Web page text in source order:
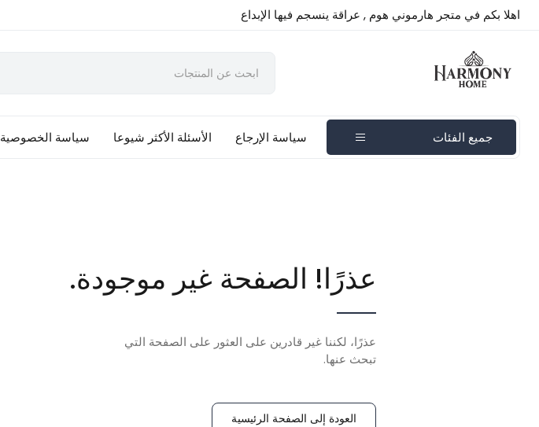
اهلا بكم في متجر هارموني هوم , عراقة ينسجم فيها الإبداع
جميع الفئات سياسة الإرجاع الأسئلة الأكثر شيوعا سياسة الخصوصية
عذرًا! الصفحة غير موجودة.
عذرًا، لكننا غير قادرين على العثور على الصفحة التي
تبحث عنها.
العودة إلى الصفحة الرئيسية